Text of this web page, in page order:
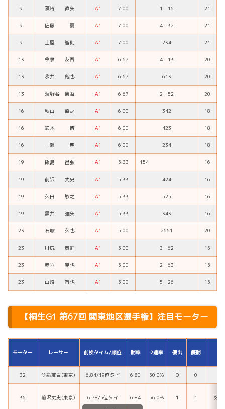
9 濱崎 直矢 A1 7.00 1 16 21
9 佐藤 翼 A1 7.00 4 32 21
9 土屋 智則 A1 7.00 234 21
13 今泉 友吾 A1 6.67 4 13 20
13 永井 彪也 A1 6.67 613 20
13 濱野谷 憲吾 A1 6.67 2 52 20
16 秋山 直之 A1 6.00 342 18
16 鈴木 博 A1 6.00 423 18
16 一瀬 明 A1 6.00 234 18
19 飯島 昌弘 A1 5.33 154 16
19 前沢 丈史 A1 5.33 424 16
19 久田 敏之 A1 5.33 525 16
19 黒井 達矢 A1 5.33 343 16
23 石塚 久也 A1 5.00 2661 20
23 川尻 泰輔 A1 5.00 3 62 15
23 赤羽 克也 A1 5.00 2 63 15
23 山崎 智也 A1 5.00 5 26 15
【桐生G1 第67回 関東地区選手権】注目モーター
モーター レーサー 前検タイム/順位 勝率 2連率 優出 優勝
32 今泉友吾(東京) 6.84/19位タイ 6.80 50.0% ０ 0
36 前沢丈史(東京) 6.78/5位タイ 6.84 56.0% １ １ 好